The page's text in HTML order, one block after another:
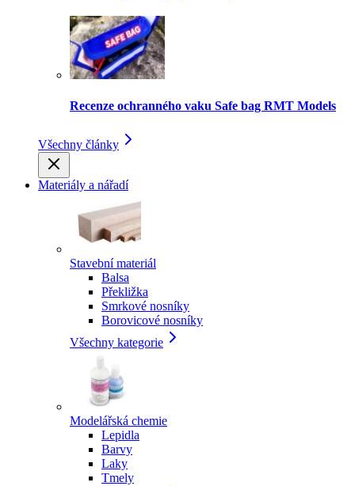
Recenze ochranného vaku Safe bag RMT Models
Všechny články
Materiály a nářadí
Stavební materiál
Balsa
Překližka
Smrkové nosníky
Borovicové nosníky
Všechny kategorie
Modelářská chemie
Lepidla
Barvy
Laky
Tmely